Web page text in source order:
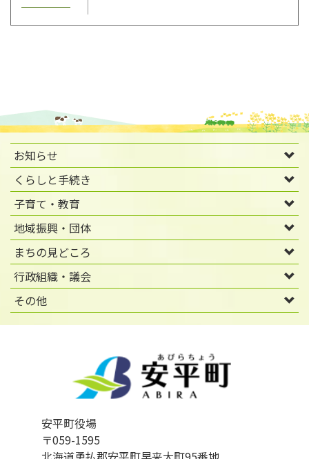
お知らせ
くらしと手続き
子育て・教育
地域振興・団体
まちの見どころ
行政組織・議会
その他
安平町役場
〒059-1595